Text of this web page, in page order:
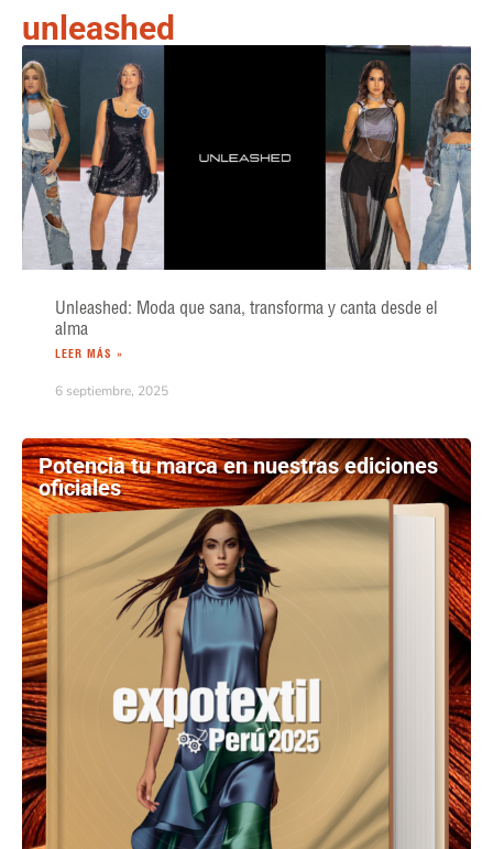
unleashed
Unleashed: Moda que sana, transforma y canta desde el
alma
LEER MÁS »
6 septiembre, 2025
Potencia tu marca en nuestras ediciones
oficiales